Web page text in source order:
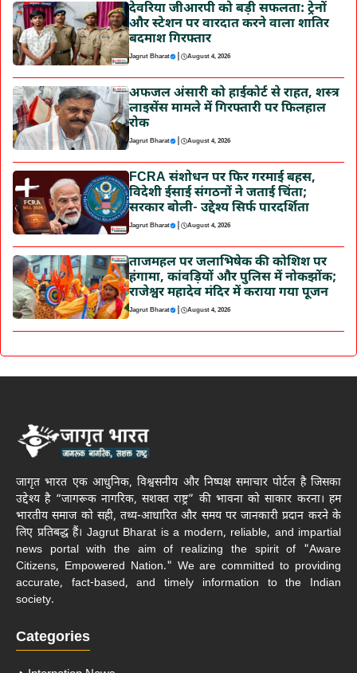
देवरिया जीआरपी को बड़ी सफलता: ट्रेनों
और स्टेशन पर वारदात करने वाला शातिर
बदमाश गिरफ्तार
Jagrut Bharat | August 4, 2026
अफजल अंसारी को हाईकोर्ट से राहत, शस्त्र
लाइसेंस मामले में गिरफ्तारी पर फिलहाल
रोक
Jagrut Bharat | August 4, 2026
FCRA संशोधन पर फिर गरमाई बहस,
विदेशी ईसाई संगठनों ने जताई चिंता;
सरकार बोली- उद्देश्य सिर्फ पारदर्शिता
Jagrut Bharat | August 4, 2026
ताजमहल पर जलाभिषेक की कोशिश पर
हंगामा, कांवड़ियों और पुलिस में नोकझोंक;
राजेश्वर महादेव मंदिर में कराया गया पूजन
Jagrut Bharat | August 4, 2026
जागृत भारत एक आधुनिक, विश्वसनीय और निष्पक्ष समाचार पोर्टल है जिसका
उद्देश्य है “जागरूक नागरिक, सशक्त राष्ट्र” की भावना को साकार करना। हम
भारतीय समाज को सही, तथ्य-आधारित और समय पर जानकारी प्रदान करने के
लिए प्रतिबद्ध हैं। Jagrut Bharat is a modern, reliable, and impartial
news portal with the aim of realizing the spirit of "Aware
Citizens, Empowered Nation." We are committed to providing
accurate, fact-based, and timely information to the Indian
society.
Categories